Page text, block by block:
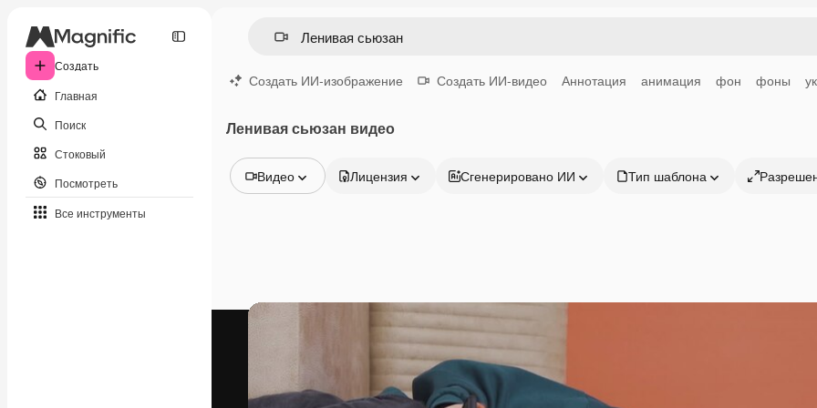
Создать
Главная
Поиск
Стоковый
Посмотреть
Все инструменты
Создать ИИ-изображение Создать ИИ-видео Аннотация анимация фон фоны
Ленивая сьюзан видео
Видео
Видео
Видеоролик
3D-модели
Шрифты
Лицензия Сгенерировано ИИ Тип шаблона
Продукция